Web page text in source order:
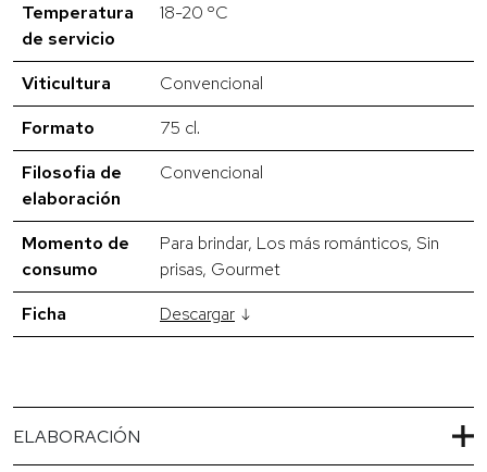
Temperatura
de servicio
18-20 ºC
Viticultura
Convencional
Formato
75 cl.
Filosofia de
elaboración
Convencional
Momento de
consumo
Para brindar, Los más románticos, Sin
prisas, Gourmet
Ficha
Descargar
ELABORACIÓN